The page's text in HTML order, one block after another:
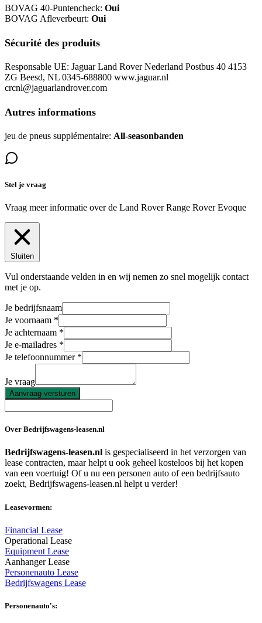
BOVAG 40-Puntencheck: Oui
BOVAG Afleverbeurt: Oui
Sécurité des produits
Responsable UE: Jaguar Land Rover Nederland Postbus 40 4153
ZG Beesd, NL 0345-688800 www.jaguar.nl
crcnl@jaguarlandrover.com
Autres informations
jeu de pneus supplémentaire: All-seasonbanden
Stel je vraag
Vraag meer informatie over de Land Rover Range Rover Evoque
Sluiten
Vul onderstaande velden in en wij nemen zo snel mogelijk contact
met je op.
Je bedrijfsnaam
Je voornaam
Je achternaam
Je e-mailadres
Je telefoonnummer
Je vraag
Aanvraag versturen
Over Bedrijfswagens-leasen.nl
Bedrijfswagens-leasen.nl is gespecialiseerd in het verzorgen van
lease contracten, maar helpt u ook geheel kosteloos bij het kopen
van een voertuig! Of u nu een personen auto of een bedrijfsauto
zoekt, Bedrijfswagens-leasen.nl helpt u verder!
Leasevormen:
Financial Lease
Operational Lease
Equipment Lease
Aanhanger Lease
Personenauto Lease
Bedrijfswagens Lease
Personenauto's: